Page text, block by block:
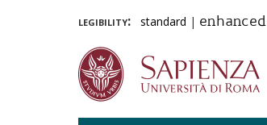
legibility: standard | enhanced